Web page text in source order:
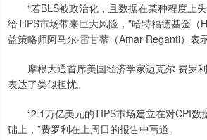
“若BLS被政治化，且数据在某种程度上
给TIPS市场带来巨大风险，”哈特福德基金（
益策略师阿马尔·雷甘蒂（Amar Reganti）表示
摩根大通首席美国经济学家迈克尔·费罗
表达了类似担忧。
“2.1万亿美元的TIPS市场建立在对CPI数
础上，”费罗利在上周日的报告中写道。